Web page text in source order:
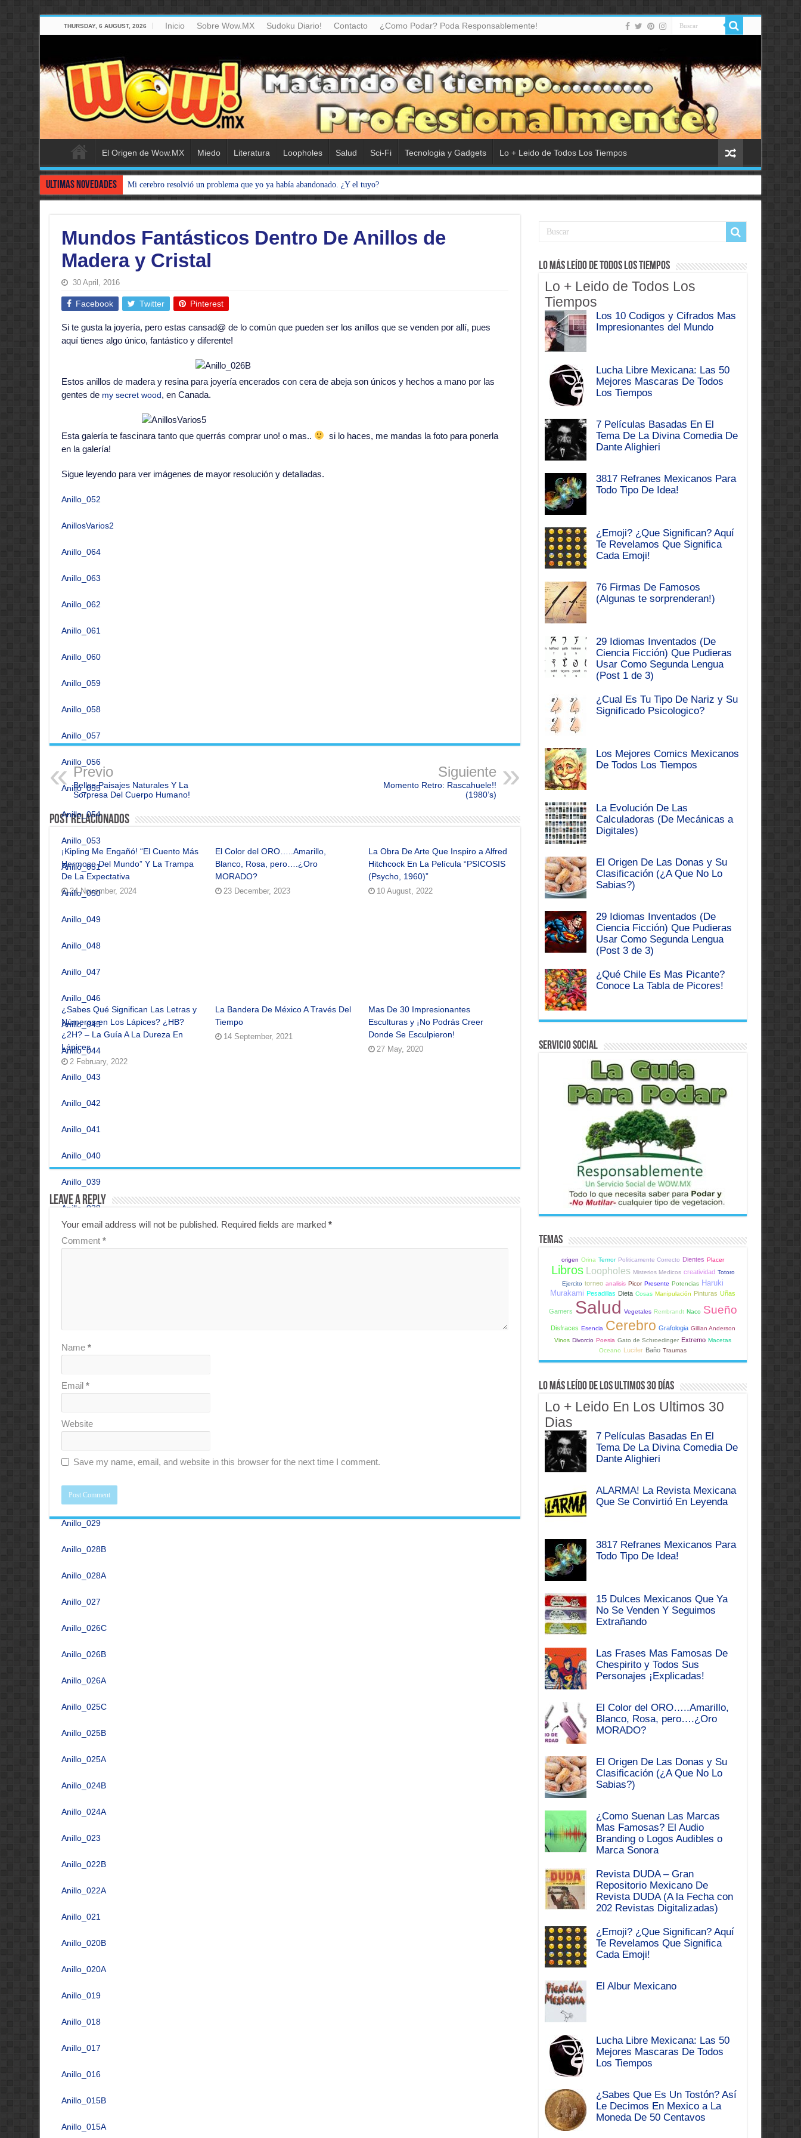
THURSDAY, 6 AUGUST, 2026 Inicio Sobre Wow.MX Sudoku Diario! Contacto ¿Como Podar? Poda Responsablemente!
El Origen de Wow.MX Miedo Literatura Loopholes Salud Sci-Fi Tecnologia y Gadgets Lo + Leido de Todos Los Tiempos
Ultimas Novedades Mi cerebro resolvió un problema que yo ya había abandonado. ¿Y el tuyo?
Mundos Fantásticos Dentro De Anillos de
Madera y Cristal
30 April, 2016
Facebook Twitter Pinterest
Si te gusta la joyería, pero estas cansad@ de lo común que pueden ser los anillos que se venden por allí, pues
aquí tienes algo único, fantástico y diferente!
Estos anillos de madera y resina para joyería encerados con cera de abeja son únicos y hechos a mano por las
gentes de my secret wood, en Canada.
Esta galería te fascinara tanto que querrás comprar uno! o mas..
si lo haces, me mandas la foto para ponerla
en la galería!
Sigue leyendo para ver imágenes de mayor resolución y detalladas.
Anillo_052
AnillosVarios2
Anillo_064
Anillo_063
Anillo_062
Anillo_061
Anillo_060
Anillo_059
Anillo_058
Anillo_057
Anillo_056
Anillo_055
Anillo_054
Anillo_053
Anillo_051
Anillo_050
Anillo_049
Anillo_048
Anillo_047
Anillo_046
Anillo_045
Anillo_044
Anillo_043
Anillo_042
Anillo_041
Anillo_040
Anillo_039
Anillo_038
Anillo_032A
Anillo_030A
Anillo_029
Anillo_028B
Anillo_028A
Anillo_027
Anillo_026C
Anillo_026B
Anillo_026A
Anillo_025C
Anillo_025B
Anillo_025A
Anillo_024B
Anillo_024A
Anillo_023
Anillo_022B
Anillo_022A
Anillo_021
Anillo_020B
Anillo_020A
Anillo_019
Anillo_018
Anillo_017
Anillo_016
Anillo_015B
Anillo_015A
Previo
Bellos Paisajes Naturales Y La
Sorpresa Del Cuerpo Humano!
Siguiente
Momento Retro: Rascahuele!!
(1980’s)
Post Relacionados
¡Kipling Me Engañó! “El Cuento Más
Hermoso Del Mundo” Y La Trampa
De La Expectativa
24 November, 2024
El Color del ORO…..Amarillo,
Blanco, Rosa, pero….¿Oro
MORADO?
23 December, 2023
La Obra De Arte Que Inspiro a Alfred
Hitchcock En La Película “PSICOSIS
(Psycho, 1960)”
10 August, 2022
¿Sabes Qué Significan Las Letras y
Números en Los Lápices? ¿HB?
¿2H? – La Guía A La Dureza En
Lápices
2 February, 2022
La Bandera De México A Través Del
Tiempo
14 September, 2021
Mas De 30 Impresionantes
Esculturas y ¡No Podrás Creer
Donde Se Esculpieron!
27 May, 2020
Leave a Reply
Your email address will not be published. Required fields are marked*
Comment*
Name*
Email*
Website
Save my name, email, and website in this browser for the next time I comment.
Lo Más Leído de Todos Los Tiempos
Lo + Leido de Todos Los
Tiempos
Los 10 Codigos y Cifrados Mas
Impresionantes del Mundo
Lucha Libre Mexicana: Las 50
Mejores Mascaras De Todos
Los Tiempos
7 Películas Basadas En El
Tema De La Divina Comedia De
Dante Alighieri
3817 Refranes Mexicanos Para
Todo Tipo De Idea!
¿Emoji? ¿Que Significan? Aquí
Te Revelamos Que Significa
Cada Emoji!
76 Firmas De Famosos
(Algunas te sorprenderan!)
29 Idiomas Inventados (De
Ciencia Ficción) Que Pudieras
Usar Como Segunda Lengua
(Post 1 de 3)
¿Cual Es Tu Tipo De Nariz y Su
Significado Psicologico?
Los Mejores Comics Mexicanos
De Todos Los Tiempos
La Evolución De Las
Calculadoras (De Mecánicas a
Digitales)
El Origen De Las Donas y Su
Clasificación (¿A Que No Lo
Sabias?)
29 Idiomas Inventados (De
Ciencia Ficción) Que Pudieras
Usar Como Segunda Lengua
(Post 3 de 3)
¿Qué Chile Es Mas Picante?
Conoce La Tabla de Picores!
Servicio Social
Temas
origen Orina Terrror Politicamente Correcto Dientes Placer
Libros Loopholes Misterios Medicos creatividad Totoro
Ejercito torneo analisis Picor Presente Potencias Haruki
Murakami Pesadillas Dieta Cosas Manipulación Pinturas Uñas
Gamers Salud Vegetales Rembrandt Naco Sueño
Disfraces Esencia Cerebro Grafologia Gillian Anderson
Vinos Divorcio Poesia Gato de Schroedinger Extremo Macetas
Oceano Lucifer Baño Traumas
Lo Más Leído de Los Ultimos 30 Días
Lo + Leido En Los Ultimos 30
Dias
7 Películas Basadas En El
Tema De La Divina Comedia De
Dante Alighieri
ALARMA! La Revista Mexicana
Que Se Convirtió En Leyenda
3817 Refranes Mexicanos Para
Todo Tipo De Idea!
15 Dulces Mexicanos Que Ya
No Se Venden Y Seguimos
Extrañando
Las Frases Mas Famosas De
Chespirito y Todos Sus
Personajes ¡Explicadas!
El Color del ORO…..Amarillo,
Blanco, Rosa, pero….¿Oro
MORADO?
El Origen De Las Donas y Su
Clasificación (¿A Que No Lo
Sabias?)
¿Como Suenan Las Marcas
Mas Famosas? El Audio
Branding o Logos Audibles o
Marca Sonora
Revista DUDA – Gran
Repositorio Mexicano De
Revista DUDA (A la Fecha con
202 Revistas Digitalizadas)
¿Emoji? ¿Que Significan? Aquí
Te Revelamos Que Significa
Cada Emoji!
El Albur Mexicano
Lucha Libre Mexicana: Las 50
Mejores Mascaras De Todos
Los Tiempos
¿Sabes Que Es Un Tostón? Así
Le Decimos En Mexico a La
Moneda De 50 Centavos